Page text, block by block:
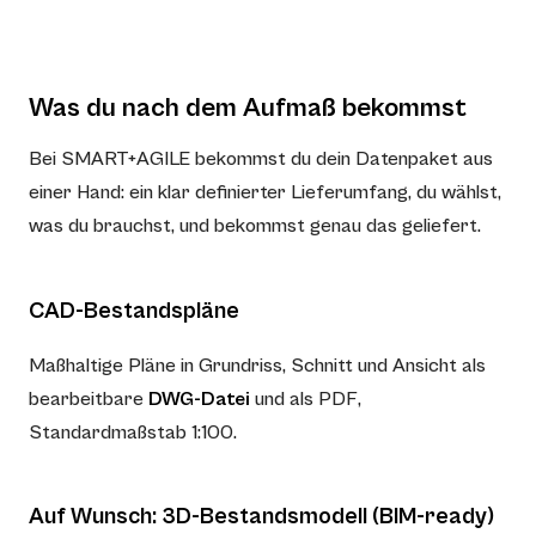
Was du nach dem Aufmaß bekommst
Bei SMART+AGILE bekommst du dein Datenpaket aus
einer Hand: ein klar definierter Lieferumfang, du wählst,
was du brauchst, und bekommst genau das geliefert.
CAD-Bestandspläne
Maßhaltige Pläne in Grundriss, Schnitt und Ansicht als
bearbeitbare DWG-Datei und als PDF,
Standardmaßstab 1:100.
Auf Wunsch: 3D-Bestandsmodell (BIM-ready)